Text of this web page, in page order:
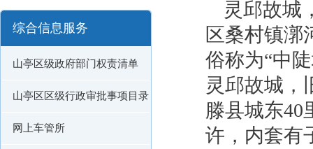
综合信息服务
山亭区级政府部门权责清单
山亭区区级行政审批事项目录
网上车管所
灵邱故城
区桑村镇漷
俗称为“中
灵邱故城，
滕县城东40
许，内套有